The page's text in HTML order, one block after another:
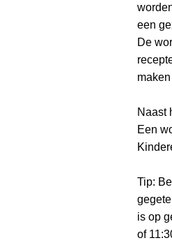
een
De
Naast
Een
Tip:
is op
of